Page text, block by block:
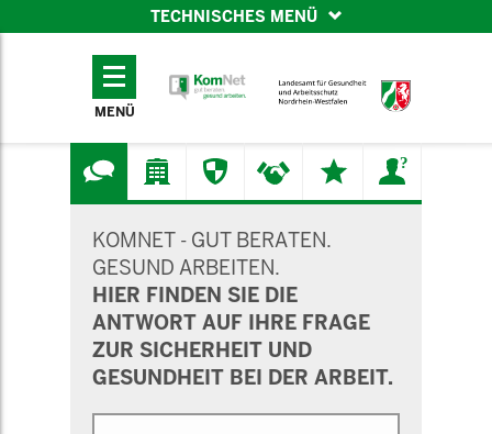
TECHNISCHES MENÜ
TECHNISCHES
MENÜ
KOMNET - GUT BERATEN.
GESUND ARBEITEN.
HIER FINDEN SIE DIE
ANTWORT AUF IHRE FRAGE
ZUR SICHERHEIT UND
GESUNDHEIT BEI DER ARBEIT.